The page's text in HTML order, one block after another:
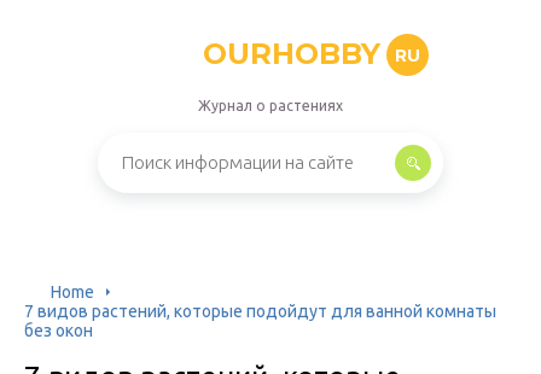
OURHOBBY RU
Журнал о растениях
Home
7 видов растений, которые подойдут для ванной комнаты
без окон